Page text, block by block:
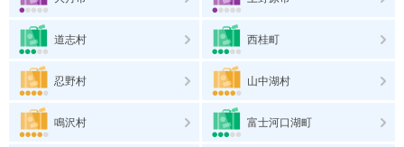
道志村 西桂町
忍野村 山中湖村
鳴沢村 富士河口湖町